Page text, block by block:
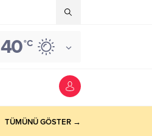
40°C
TÜMÜNÜ GÖSTER →